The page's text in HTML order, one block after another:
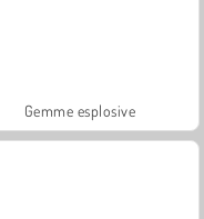
Gemme esplosive